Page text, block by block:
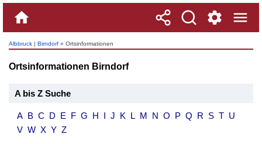
Albbruck | Birndorf » Ortsinformationen
Ortsinformationen Birndorf
A bis Z Suche
A B C D E F G H I J K L M N O P Q R S T U
V W X Y Z